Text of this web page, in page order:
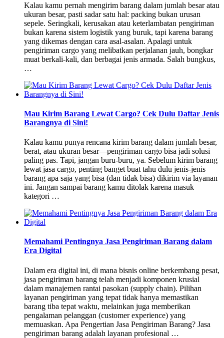
Kalau kamu pernah mengirim barang dalam jumlah besar atau
ukuran besar, pasti sadar satu hal: packing bukan urusan
sepele. Seringkali, kerusakan atau keterlambatan pengiriman
bukan karena sistem logistik yang buruk, tapi karena barang
yang dikemas dengan cara asal-asalan. Apalagi untuk
pengiriman cargo yang melibatkan perjalanan jauh, bongkar
muat berkali-kali, dan berbagai jenis armada. Salah bungkus,
…
Mau Kirim Barang Lewat Cargo? Cek Dulu Daftar Jenis
Barangnya di Sini!
Kalau kamu punya rencana kirim barang dalam jumlah besar,
berat, atau ukuran besar—pengiriman cargo bisa jadi solusi
paling pas. Tapi, jangan buru-buru, ya. Sebelum kirim barang
lewat jasa cargo, penting banget buat tahu dulu jenis-jenis
barang apa saja yang bisa (dan tidak bisa) dikirim via layanan
ini. Jangan sampai barang kamu ditolak karena masuk
kategori …
Memahami Pentingnya Jasa Pengiriman Barang dalam
Era Digital
Dalam era digital ini, di mana bisnis online berkembang pesat,
jasa pengiriman barang telah menjadi komponen krusial
dalam manajemen rantai pasokan (supply chain). Pilihan
layanan pengiriman yang tepat tidak hanya memastikan
barang tiba tepat waktu, melainkan juga memberikan
pengalaman pelanggan (customer experience) yang
memuaskan. Apa Pengertian Jasa Pengiriman Barang? Jasa
pengiriman barang adalah layanan profesional …